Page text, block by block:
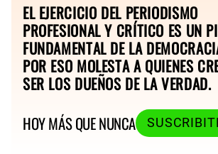
EL EJERCICIO DEL PERIODISMO
PROFESIONAL Y CRÍTICO ES UN
FUNDAMENTAL DE LA
POR ESO MOLESTA A QUIENES
SER LOS DUEÑOS DE LA VERDAD.
HOY MÁS QUE NUNCA